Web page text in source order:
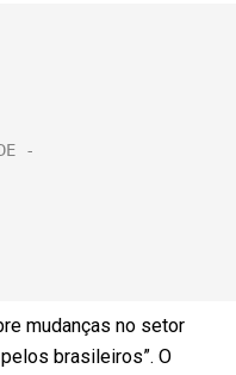
mudanças no setor
brasileiros”. O